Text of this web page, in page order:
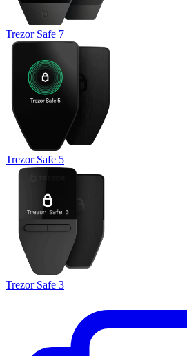
Trezor Safe 7
Trezor Safe 5
Trezor Safe 3